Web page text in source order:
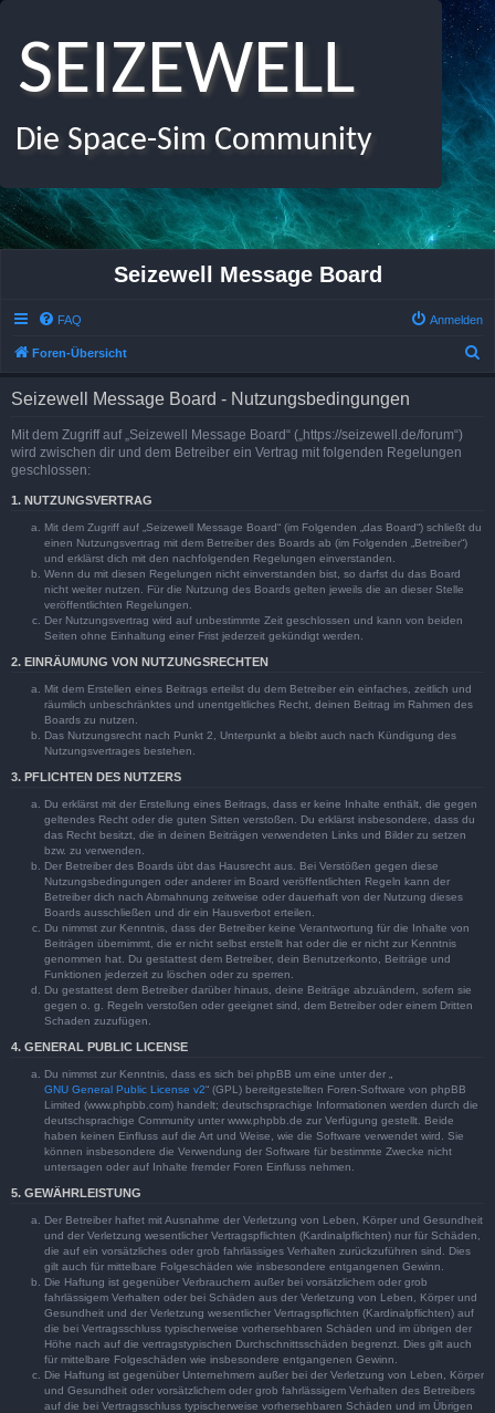
SEIZEWELL
Die Space-Sim Community
Seizewell Message Board
FAQ Anmelden
Foren-Übersicht
Seizewell Message Board - Nutzungsbedingungen
Mit dem Zugriff auf „Seizewell Message Board“ („https://seizewell.de/forum“)
wird zwischen dir und dem Betreiber ein Vertrag mit folgenden Regelungen
geschlossen:
1. NUTZUNGSVERTRAG
Mit dem Zugriff auf „Seizewell Message Board“ (im Folgenden „das Board“) schließt du
einen Nutzungsvertrag mit dem Betreiber des Boards ab (im Folgenden „Betreiber“)
und erklärst dich mit den nachfolgenden Regelungen einverstanden.
Wenn du mit diesen Regelungen nicht einverstanden bist, so darfst du das Board
nicht weiter nutzen. Für die Nutzung des Boards gelten jeweils die an dieser Stelle
veröffentlichten Regelungen.
Der Nutzungsvertrag wird auf unbestimmte Zeit geschlossen und kann von beiden
Seiten ohne Einhaltung einer Frist jederzeit gekündigt werden.
2. EINRÄUMUNG VON NUTZUNGSRECHTEN
Mit dem Erstellen eines Beitrags erteilst du dem Betreiber ein einfaches, zeitlich und
räumlich unbeschränktes und unentgeltliches Recht, deinen Beitrag im Rahmen des
Boards zu nutzen.
Das Nutzungsrecht nach Punkt 2, Unterpunkt a bleibt auch nach Kündigung des
Nutzungsvertrages bestehen.
3. PFLICHTEN DES NUTZERS
Du erklärst mit der Erstellung eines Beitrags, dass er keine Inhalte enthält, die gegen
geltendes Recht oder die guten Sitten verstoßen. Du erklärst insbesondere, dass du
das Recht besitzt, die in deinen Beiträgen verwendeten Links und Bilder zu setzen
bzw. zu verwenden.
Der Betreiber des Boards übt das Hausrecht aus. Bei Verstößen gegen diese
Nutzungsbedingungen oder anderer im Board veröffentlichten Regeln kann der
Betreiber dich nach Abmahnung zeitweise oder dauerhaft von der Nutzung dieses
Boards ausschließen und dir ein Hausverbot erteilen.
Du nimmst zur Kenntnis, dass der Betreiber keine Verantwortung für die Inhalte von
Beiträgen übernimmt, die er nicht selbst erstellt hat oder die er nicht zur Kenntnis
genommen hat. Du gestattest dem Betreiber, dein Benutzerkonto, Beiträge und
Funktionen jederzeit zu löschen oder zu sperren.
Du gestattest dem Betreiber darüber hinaus, deine Beiträge abzuändern, sofern sie
gegen o. g. Regeln verstoßen oder geeignet sind, dem Betreiber oder einem Dritten
Schaden zuzufügen.
4. GENERAL PUBLIC LICENSE
Du nimmst zur Kenntnis, dass es sich bei phpBB um eine unter der „
GNU General Public License v2“ (GPL) bereitgestellten Foren-Software von phpBB
Limited (www.phpbb.com) handelt; deutschsprachige Informationen werden durch die
deutschsprachige Community unter www.phpbb.de zur Verfügung gestellt. Beide
haben keinen Einfluss auf die Art und Weise, wie die Software verwendet wird. Sie
können insbesondere die Verwendung der Software für bestimmte Zwecke nicht
untersagen oder auf Inhalte fremder Foren Einfluss nehmen.
5. GEWÄHRLEISTUNG
Der Betreiber haftet mit Ausnahme der Verletzung von Leben, Körper und Gesundheit
und der Verletzung wesentlicher Vertragspflichten (Kardinalpflichten) nur für Schäden,
die auf ein vorsätzliches oder grob fahrlässiges Verhalten zurückzuführen sind. Dies
gilt auch für mittelbare Folgeschäden wie insbesondere entgangenen Gewinn.
Die Haftung ist gegenüber Verbrauchern außer bei vorsätzlichem oder grob
fahrlässigem Verhalten oder bei Schäden aus der Verletzung von Leben, Körper und
Gesundheit und der Verletzung wesentlicher Vertragspflichten (Kardinalpflichten) auf
die bei Vertragsschluss typischerweise vorhersehbaren Schäden und im übrigen der
Höhe nach auf die vertragstypischen Durchschnittsschäden begrenzt. Dies gilt auch
für mittelbare Folgeschäden wie insbesondere entgangenen Gewinn.
Die Haftung ist gegenüber Unternehmern außer bei der Verletzung von Leben, Körper
und Gesundheit oder vorsätzlichem oder grob fahrlässigem Verhalten des Betreibers
auf die bei Vertragsschluss typischerweise vorhersehbaren Schäden und im Übrigen